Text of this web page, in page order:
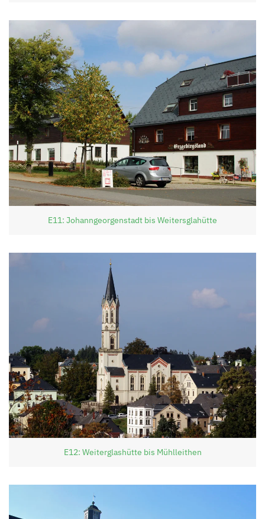
E11: Johanngeorgenstadt bis Weitersglahütte
E12: Weiterglashütte bis Mühlleithen